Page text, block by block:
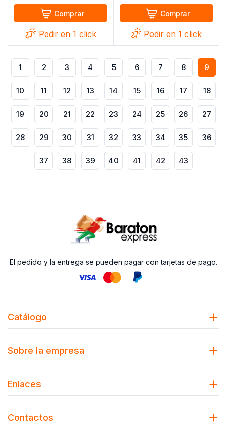
Comprar
Pedir en 1 click
Comprar
Pedir en 1 click
1 2 3 4 5 6 7 8 9
10 11 12 13 14 15 16 17 18
19 20 21 22 23 24 25 26 27
28 29 30 31 32 33 34 35 36
37 38 39 40 41 42 43
El pedido y la entrega se pueden pagar con tarjetas de pago.
Catálogo
Sobre la empresa
Enlaces
Contactos